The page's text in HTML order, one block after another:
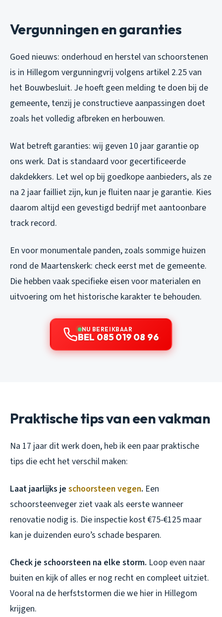
Vergunningen en garanties
Goed nieuws: onderhoud en herstel van schoorstenen
is in Hillegom vergunningvrij volgens artikel 2.25 van
het Bouwbesluit. Je hoeft geen melding te doen bij de
gemeente, tenzij je constructieve aanpassingen doet
zoals het volledig afbreken en herbouwen.
Wat betreft garanties: wij geven 10 jaar garantie op
ons werk. Dat is standaard voor gecertificeerde
dakdekkers. Let wel op bij goedkope aanbieders, als ze
na 2 jaar failliet zijn, kun je fluiten naar je garantie. Kies
daarom altijd een gevestigd bedrijf met aantoonbare
track record.
En voor monumentale panden, zoals sommige huizen
rond de Maartenskerk: check eerst met de gemeente.
Die hebben vaak specifieke eisen voor materialen en
uitvoering om het historische karakter te behouden.
NU BEREIKBAAR
BEL 085 019 08 96
Praktische tips van een vakman
Na 17 jaar dit werk doen, heb ik een paar praktische
tips die echt het verschil maken:
Laat jaarlijks je schoorsteen vegen. Een
schoorsteenveger ziet vaak als eerste wanneer
renovatie nodig is. Die inspectie kost €75-€125 maar
kan je duizenden euro’s schade besparen.
Check je schoorsteen na elke storm. Loop even naar
buiten en kijk of alles er nog recht en compleet uitziet.
Vooral na de herfststormen die we hier in Hillegom
krijgen.